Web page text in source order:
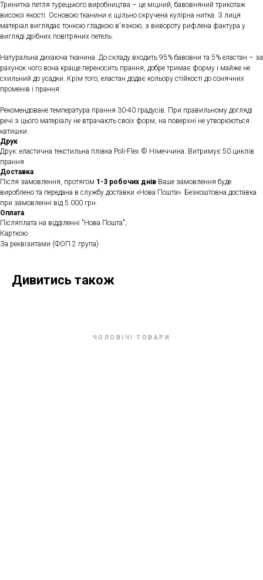
Тринитка петля турецького виробництва – це міцний, бавовняний трикотаж
високої якості. Основою тканини є щільно скручена кулірна нитка. З лиця
матеріал виглядає тонкою гладкою в'язкою, з вивороту рифлена фактура у
вигляді дрібних повітряних петель.
Натуральна дихаюча тканина. До складу входить 95% бавовни та 5% еластан – за
рахунок чого вона краще переносить прання, добре тримає форму і майже не
схильний до усадки. Крім того, еластан додає кольору стійкості до сонячних
променів і прання.
Рекомендоване температура прання 30-40 градусів. При правильному догляді
речі з цього матеріалу не втрачають своїх форм, на поверхні не утворюються
катишки.
Друк
Друк: еластична текстильна плівка Poli-Flex © Німеччина. Витримує 50 циклів
прання
Доставка
Після замовлення, протягом 1-3 робочих днів Ваше замовлення буде
вироблено та передана в службу доставки «Нова Пошта». Безкоштовна доставка
при замовленні від 5 000 грн.
Оплата
Післяплата на відділенні "Нова Пошта";
Карткою
За реквізитами (ФОП 2 група)
Дивитись також
ЧОЛОВІЧІ ТОВАРИ